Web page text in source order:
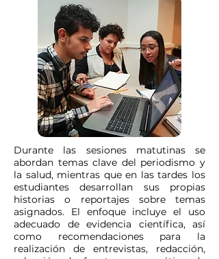
Durante las sesiones matutinas se
abordan temas clave del periodismo y
la salud, mientras que en las tardes los
estudiantes desarrollan sus propias
historias o reportajes sobre temas
asignados. El enfoque incluye el uso
adecuado de evidencia científica, así
como recomendaciones para la
realización de entrevistas, redacción,